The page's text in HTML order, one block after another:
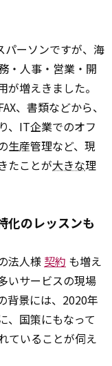
パーソンですが、海
・人事・営業・開
増えきました。
、書類などから、
、IT企業でのオフ
生産管理など、現
たことが大きな理
化のレッスンも
法人様 契約 も増え
いサービスの現場
背景には、2020年
、国策にもなって
ていることが伺え